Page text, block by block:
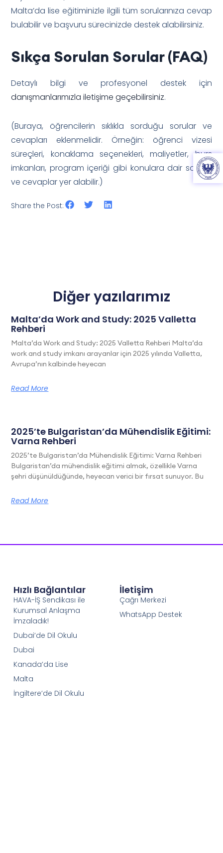
Malta’da lise eğitiminizle ilgili tüm sorularınıza cevap
bulabilir ve başvuru sürecinizde destek alabilirsiniz.
Sıkça Sorulan Sorular (FAQ)
Detaylı bilgi ve profesyonel destek için
danışmanlarımızla iletişime geçebilirsiniz.
(Buraya, öğrencilerin sıklıkla sorduğu sorular ve
cevapları eklenmelidir. Örneğin: öğrenci vizesi
süreçleri, konaklama seçenekleri, maliyetler, burs
imkanları, program içeriği gibi konulara dair sorular
ve cevaplar yer alabilir.)
Share the Post:
Diğer yazılarımız
Malta’da Work and Study: 2025 Valletta
Rehberi
Malta’da Work and Study: 2025 Valletta Rehberi Malta’da
work and study imkanı arayanlar için 2025 yılında Valletta,
Avrupa’nın kalbinde heyecan
Read More
2025’te Bulgaristan’da Mühendislik Eğitimi:
Varna Rehberi
2025’te Bulgaristan’da Mühendislik Eğitimi: Varna Rehberi
Bulgaristan’da mühendislik eğitimi almak, özellikle Varna
şehri düşünüldüğünde, heyecan verici bir fırsat sunuyor. Bu
Read More
Hızlı Bağlantılar
HAVA-İŞ Sendikası ile
Kurumsal Anlaşma
İmzaladık!
Dubai’de Dil Okulu
Dubai
Kanada’da Lise
Malta
İngiltere’de Dil Okulu
İletişim
Çağrı Merkezi
WhatsApp Destek